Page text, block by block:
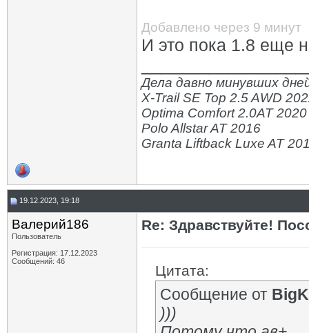
Добавлено через 9 минут
И это пока 1.8 еще
Дела давно минувших
X-Trail SE Top 2.5 AWD
Optima Comfort 2.0AT 2020
Polo Allstar AT 2016
Granta Liftback Luxe AT
19.12.2023, 19:18
Валерий186
Пользователь
Регистрация: 17.12.2023
Сообщений: 46
Re: Здравствуйте!
Цитата:
Сообщение от
)))